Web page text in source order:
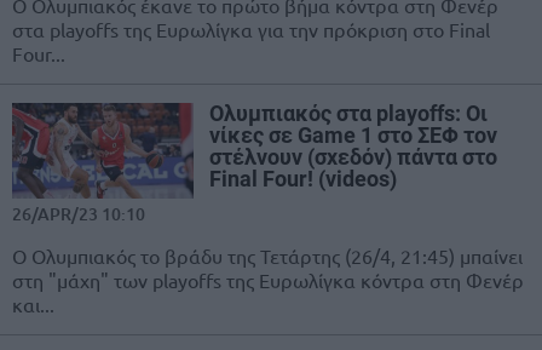
Ο Ολυμπιακός έκανε το πρώτο βήμα κόντρα στη Φενέρ
στα playoffs της Ευρωλίγκα για την πρόκριση στο Final
Four...
Ολυμπιακός στα playoffs: Οι
νίκες σε Game 1 στο ΣΕΦ τον
στέλνουν (σχεδόν) πάντα στο
Final Four! (videos)
26/APR/23 10:10
Ο Ολυμπιακός το βράδυ της Τετάρτης (26/4, 21:45) μπαίνει
στη "μάχη" των playoffs της Ευρωλίγκα κόντρα στη Φενέρ
και...